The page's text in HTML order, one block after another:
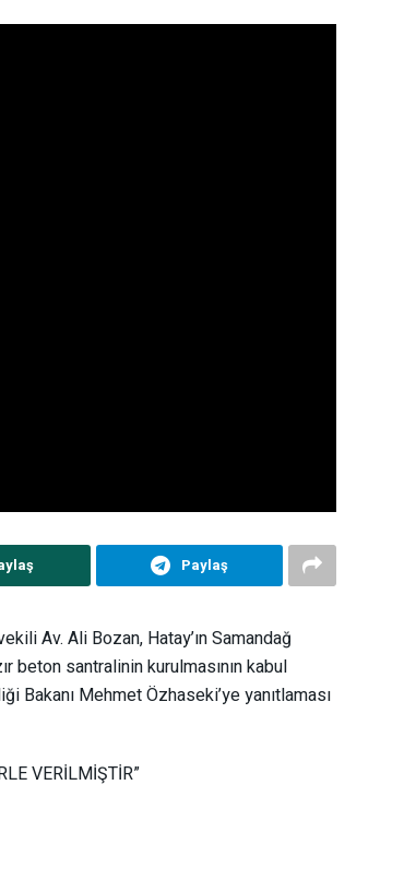
Paylaş
Av. Ali Bozan, Hatay’ın Samandağ
beton santralinin kurulmasının kabul
Mehmet Özhaseki’ye yanıtlaması
VERİLMİŞTİR”